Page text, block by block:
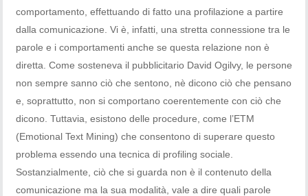
comportamento, effettuando di fatto una profilazione a partire
dalla comunicazione. Vi è, infatti, una stretta connessione tra le
parole e i comportamenti anche se questa relazione non è
diretta. Come sosteneva il pubblicitario David Ogilvy, le persone
non sempre sanno ciò che sentono, nè dicono ciò che pensano
e, soprattutto, non si comportano coerentemente con ciò che
dicono. Tuttavia, esistono delle procedure, come l’ETM
(Emotional Text Mining) che consentono di superare questo
problema essendo una tecnica di profiling sociale.
Sostanzialmente, ciò che si guarda non è il contenuto della
comunicazione ma la sua modalità, vale a dire quali parole